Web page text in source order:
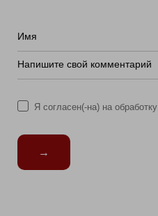
Имя
Напишите свой комментарий
→
Я согласен(-на) на обработку